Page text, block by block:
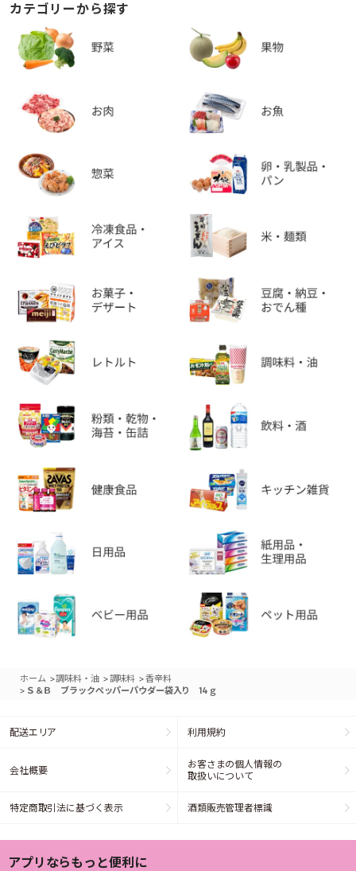
カテゴリーから探す
ホーム >調味料・油 >調味料 >香辛料
> Ｓ＆Ｂ ブラックペッパーパウダー袋入り 14ｇ
配送エリア 利用規約
会社概要
お客さまの個人情報の
取扱いについて
特定商取引法に基づく表示 酒類販売管理者標識
アプリならもっと便利に